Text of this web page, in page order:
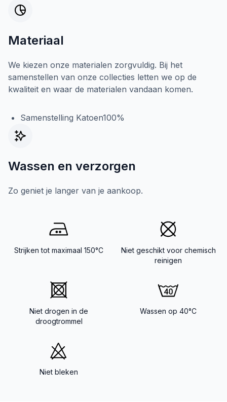
Materiaal
We kiezen onze materialen zorgvuldig. Bij het
samenstellen van onze collecties letten we op de
kwaliteit en waar de materialen vandaan komen.
Samenstelling Katoen100%
Wassen en verzorgen
Zo geniet je langer van je aankoop.
Strijken tot maximaal 150°C
Niet geschikt voor chemisch
reinigen
Niet drogen in de
droogtrommel
Wassen op 40°C
Niet bleken